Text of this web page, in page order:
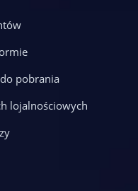
pobrania
lojalnościowych